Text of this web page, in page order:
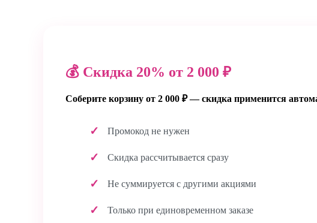
💰 Скидка 20% от 2 000 ₽
Соберите корзину от 2 000 ₽ — скидка применится
Промокод не нужен
Скидка рассчитывается сразу
Не суммируется с другими акциями
Только при единовременном заказе